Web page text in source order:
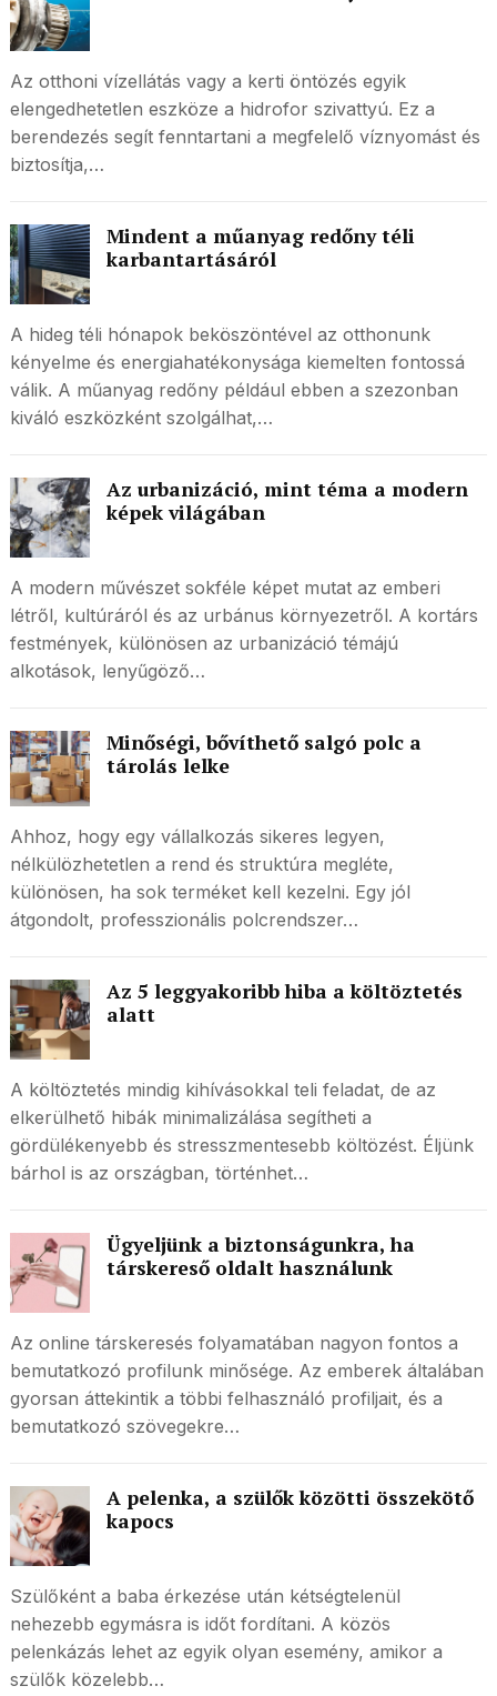
Az otthoni vízellátás vagy a kerti öntözés egyik
elengedhetetlen eszköze a hidrofor szivattyú. Ez a
berendezés segít fenntartani a megfelelő víznyomást és
biztosítja,…
Mindent a műanyag redőny téli
karbantartásáról
A hideg téli hónapok beköszöntével az otthonunk
kényelme és energiahatékonysága kiemelten fontossá
válik. A műanyag redőny például ebben a szezonban
kiváló eszközként szolgálhat,…
Az urbanizáció, mint téma a modern
képek világában
A modern művészet sokféle képet mutat az emberi
létről, kultúráról és az urbánus környezetről. A kortárs
festmények, különösen az urbanizáció témájú
alkotások, lenyűgöző…
Minőségi, bővíthető salgó polc a
tárolás lelke
Ahhoz, hogy egy vállalkozás sikeres legyen,
nélkülözhetetlen a rend és struktúra megléte,
különösen, ha sok terméket kell kezelni. Egy jól
átgondolt, professzionális polcrendszer…
Az 5 leggyakoribb hiba a költöztetés
alatt
A költöztetés mindig kihívásokkal teli feladat, de az
elkerülhető hibák minimalizálása segítheti a
gördülékenyebb és stresszmentesebb költözést. Éljünk
bárhol is az országban, történhet…
Ügyeljünk a biztonságunkra, ha
társkereső oldalt használunk
Az online társkeresés folyamatában nagyon fontos a
bemutatkozó profilunk minősége. Az emberek általában
gyorsan áttekintik a többi felhasználó profiljait, és a
bemutatkozó szövegekre…
A pelenka, a szülők közötti összekötő
kapocs
Szülőként a baba érkezése után kétségtelenül
nehezebb egymásra is időt fordítani. A közös
pelenkázás lehet az egyik olyan esemény, amikor a
szülők közelebb…